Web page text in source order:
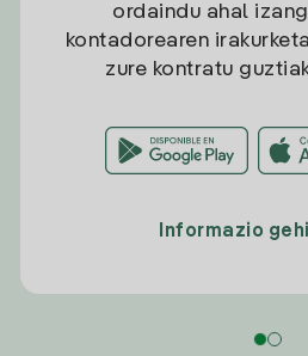
ordaindu ahal
kontadorearen
zure kontratu
Informazio